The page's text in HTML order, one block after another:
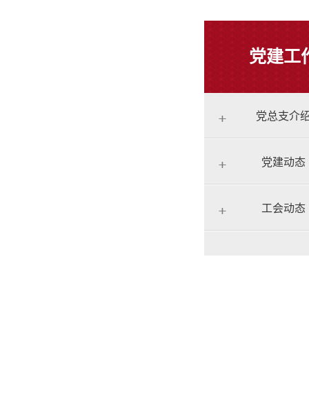
党建工
党总支介
党建动态
工会动态